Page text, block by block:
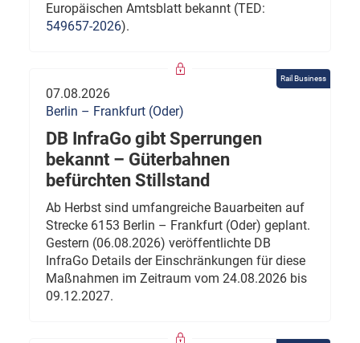
Europäischen Amtsblatt bekannt (TED:
549657-2026).
Rail Business
07.08.2026
Berlin – Frankfurt (Oder)
DB InfraGo gibt Sperrungen
bekannt – Güterbahnen
befürchten Stillstand
Ab Herbst sind umfangreiche Bauarbeiten auf
Strecke 6153 Berlin – Frankfurt (Oder) geplant.
Gestern (06.08.2026) veröffentlichte DB
InfraGo Details der Einschränkungen für diese
Maßnahmen im Zeitraum vom 24.08.2026 bis
09.12.2027.